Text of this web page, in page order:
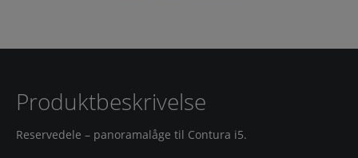
Produktbeskrivelse
Reservedele – panoramalåge til Contura i5.